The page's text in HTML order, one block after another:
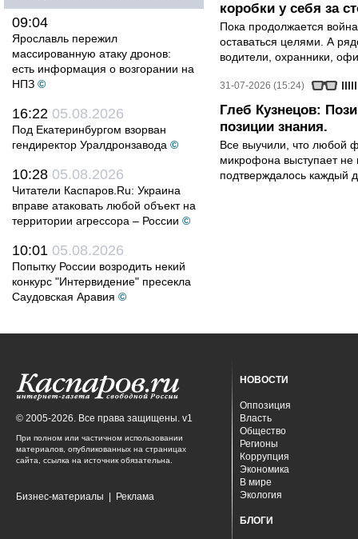
09:04
Ярославль пережил
массированную атаку дронов:
есть информация о возгорании на
НПЗ ©
16:22 05.08.2026
Под Екатеринбургом взорван
гендиректор Уралдронзавода ©
10:28 05.08.2026
Читатели Каспаров.Ru: Украина
вправе атаковать любой объект на
территории агрессора – России ©
10:01 05.08.2026
Попытку России возродить некий
конкурс "Интервидение" пресекла
Саудовская Аравия ©
коробки у себя за
Пока продолжается
оставаться целями. А
водители, охранники,
31-07-2026 (15:24)
Глеб Кузнецов:
позиции знания.
Все выучили, что любой
микрофона выступает не
подтверждалось каждый
© 2005-2026. Все права защищены. v1
При полном или частичном использовании
материалов, опубликованных на страницах
сайта, ссылка на источник обязательна.
Бизнес-материалы Реклама
НОВОСТИ
Оппозиция
Власть
Общество
Регионы
Коррупция
Экономика
В мире
Экология
БЛОГИ